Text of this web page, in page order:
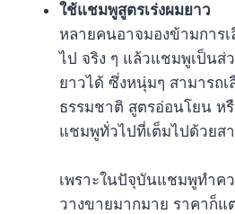
ใช้แชมพูสูตรเร่งผมยาว
หลายคนอาจมองข้ามการ
ไป จริง ๆ แล้วแชมพูเป็นส่
ยาวได้ ซึ่งหนุ่มๆ สามารถ
ธรรมชาติ สูตรอ่อนโยน ห
แชมพูทั่วไปที่เต็มไปด้วยสา
เพราะในปัจุบันแชมพูทำค
วางขายมากมาย ราคาก็